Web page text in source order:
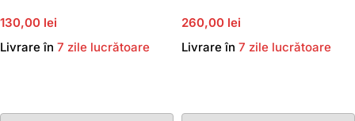
130,00 lei
Livrare în 7 zile lucrătoare
260,00 lei
Livrare în 7 zile lucrătoare